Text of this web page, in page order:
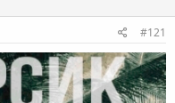
#121